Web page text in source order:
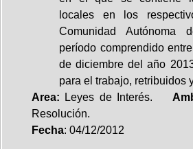
locales en los
Comunidad Autónoma
período comprendido
de diciembre del año
para el trabajo, retribuidos
Area: Leyes de Interés.
Resolución.
Fecha: 04/12/2012